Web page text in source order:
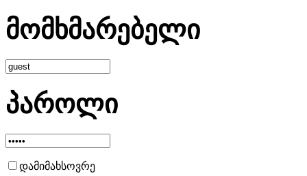
მომხმარებელი
პაროლი
დამიმახსოვრე